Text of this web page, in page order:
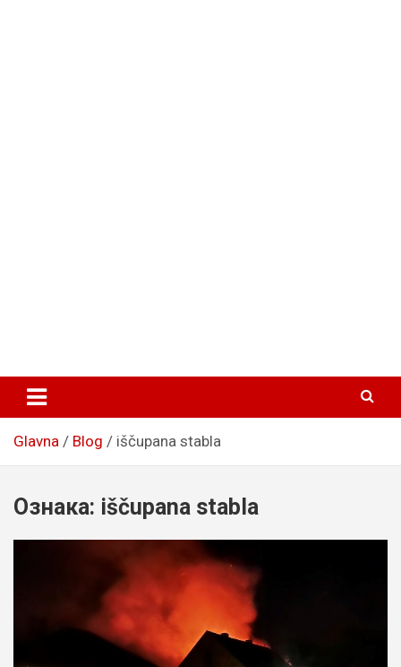
Glavna Blog iščupana stabla
Ознака: iščupana stabla